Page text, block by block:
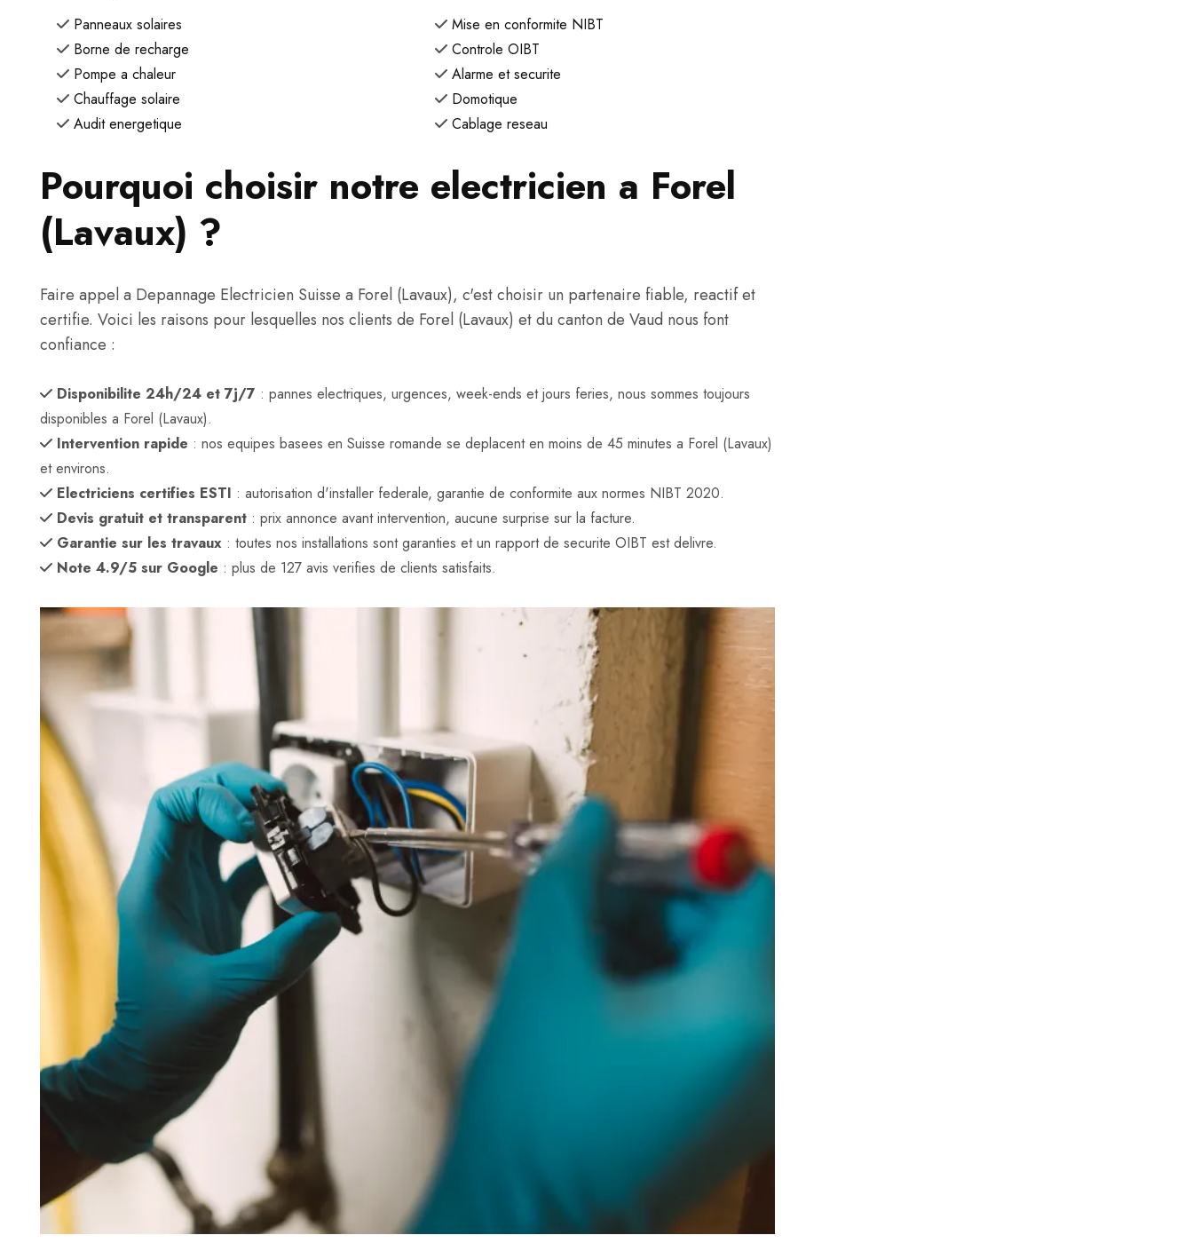
Panneaux solaires
Borne de recharge
Pompe a chaleur
Chauffage solaire
Audit energetique
Mise en conformite NIBT
Controle OIBT
Alarme et securite
Domotique
Cablage reseau
Pourquoi choisir notre electricien a Forel
(Lavaux) ?
Faire appel a Depannage Electricien Suisse a Forel (Lavaux), c'est choisir un partenaire fiable, reactif et
certifie. Voici les raisons pour lesquelles nos clients de Forel (Lavaux) et du canton de Vaud nous font
confiance :
Disponibilite 24h/24 et 7j/7 : pannes electriques, urgences, week-ends et jours feries, nous sommes toujours
disponibles a Forel (Lavaux).
Intervention rapide : nos equipes basees en Suisse romande se deplacent en moins de 45 minutes a Forel (Lavaux)
et environs.
Electriciens certifies ESTI : autorisation d'installer federale, garantie de conformite aux normes NIBT 2020.
Devis gratuit et transparent : prix annonce avant intervention, aucune surprise sur la facture.
Garantie sur les travaux : toutes nos installations sont garanties et un rapport de securite OIBT est delivre.
Note 4.9/5 sur Google : plus de 127 avis verifies de clients satisfaits.